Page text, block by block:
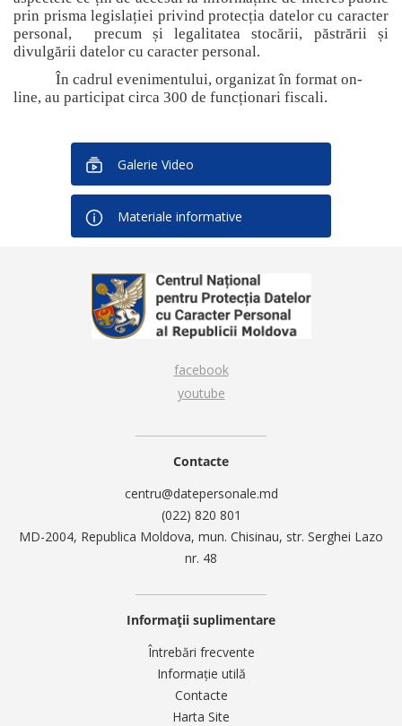
prin prisma legislației privind protecția datelor cu caracter
personal, precum și legalitatea stocării, păstrării și
divulgării datelor cu caracter personal.
În cadrul evenimentului, organizat în format on-
line, au participat circa 300 de funcționari fiscali.
Galerie Video
Materiale informative
facebook
youtube
Contacte
centru@datepersonale.md
(022) 820 801
MD-2004, Republica Moldova, mun. Chisinau, str. Serghei Lazo
nr. 48
Informații suplimentare
Întrebări frecvente
Informație utilă
Contacte
Harta Site